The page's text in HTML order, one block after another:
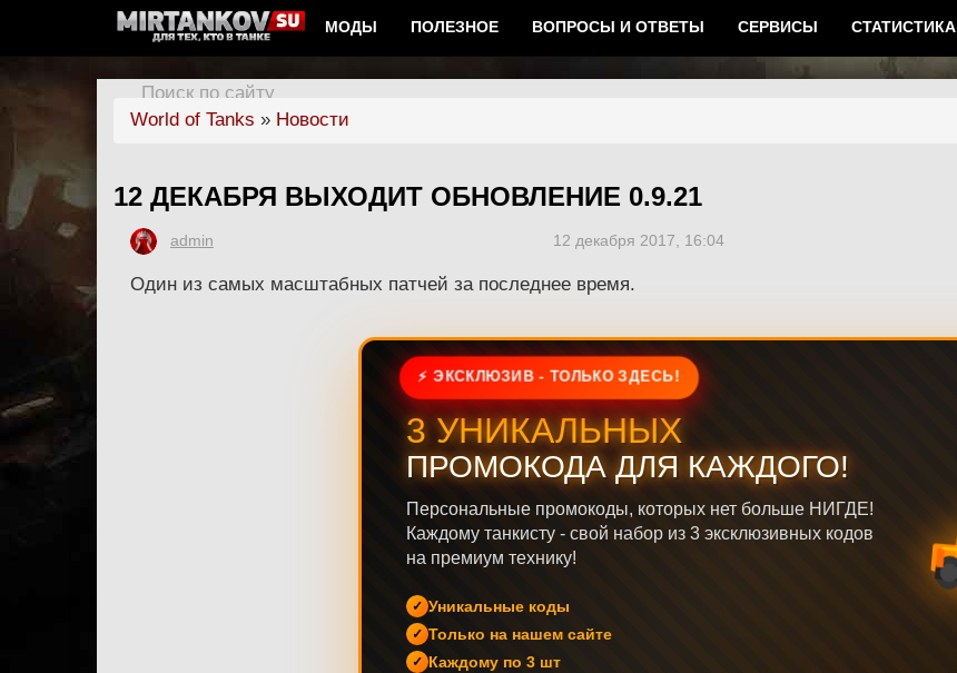
МОДЫ ПОЛЕЗНОЕ ВОПРОСЫ И ОТВЕТЫ СЕРВИСЫ СТАТИСТИКА
Поиск по сайту
World of Tanks » Новости
12 ДЕКАБРЯ ВЫХОДИТ ОБНОВЛЕНИЕ 0.9.21
admin 12 декабря 2017, 16:04
Один из самых масштабных патчей за последнее время.
⚡ ЭКСКЛЮЗИВ - ТОЛЬКО ЗДЕСЬ!
3 УНИКАЛЬНЫХ
ПРОМОКОДА ДЛЯ КАЖДОГО!
Персональные промокоды, которых нет больше НИГДЕ!
Каждому танкисту - свой набор из 3 эксклюзивных кодов
на премиум технику!
Уникальные коды
Только на нашем сайте
Каждому по 3 шт